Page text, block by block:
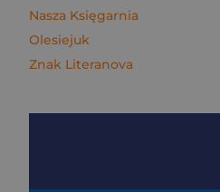
Nasza Księgarnia
Olesiejuk
Znak Literanova